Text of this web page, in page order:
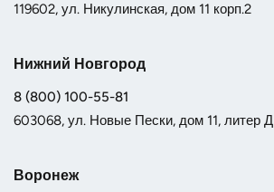
119602, ул. Никулинская, дом 11 корп.2
Нижний Новгород
8 (800) 100-55-81
603068, ул. Новые Пески, дом 11, литер Д
Воронеж